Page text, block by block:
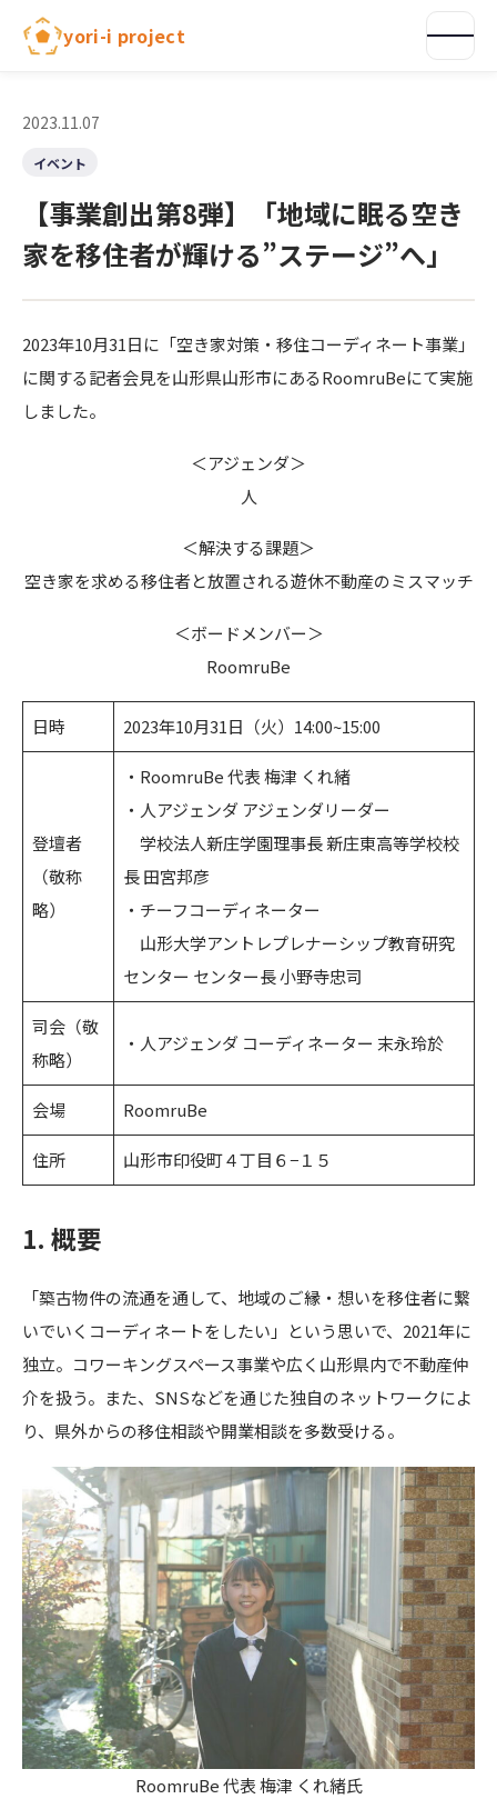
yori-i project
2023.11.07
イベント
【事業創出第8弾】「地域に眠る空き
家を移住者が輝ける”ステージ”へ」
2023年10月31日に「空き家対策・移住コーディネート事業」
に関する記者会見を山形県山形市にあるRoomruBeにて実施
しました。
＜アジェンダ＞
人
＜解決する課題＞
空き家を求める移住者と放置される遊休不動産のミスマッチ
＜ボードメンバー＞
RoomruBe
日時 2023年10月31日（火）14:00~15:00
登壇者
（敬称
略）
・RoomruBe 代表 梅津 くれ緒
・⼈アジェンダ アジェンダリーダー
学校法⼈新庄学園理事⻑ 新庄東⾼等学校校
⻑ 田宮邦彦
・チーフコーディネーター
山形⼤学アントレプレナーシップ教育研究
センター センター⻑ 小野寺忠司
司会（敬
称略）
・人アジェンダ コーディネーター 末永玲於
会場 RoomruBe
住所 山形市印役町４丁目６−１５
1. 概要
「築古物件の流通を通して、地域のご縁・想いを移住者に繋
いでいくコーディネートをしたい」という思いで、2021年に
独立。コワーキングスペース事業や広く山形県内で不動産仲
介を扱う。また、SNSなどを通じた独自のネットワークによ
り、県外からの移住相談や開業相談を多数受ける。
RoomruBe 代表 梅津 くれ緒氏